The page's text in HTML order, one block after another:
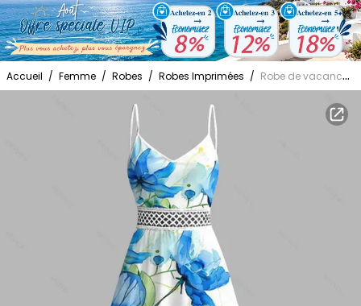
Accueil / Femme / Robes / Robes Imprimées / Robe de vacances style éclaboussures d'encre, imprimé floral et feuilles, dentelle ajourée et fendue